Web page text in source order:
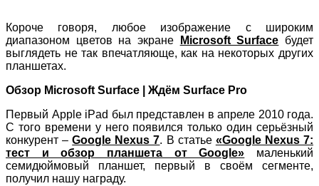
Короче говоря, любое изображение с широким
диапазоном цветов на экране
Microsoft Surface будет
выглядеть не так впечатляюще, как на некоторых других
планшетах.
Обзор Microsoft Surface | Ждём Surface Pro
Первый Apple iPad был представлен в апреле 2010 года.
С того времени у него появился только один серьёзный
конкурент –Google Nexus 7. В статье «Google Nexus 7:
тест и обзор планшета от Google» маленький
семидюймовый планшет, первый в своём сегменте,
получил нашу награду.